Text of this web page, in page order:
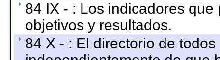
84 IX - : Los indicadores
objetivos y resultados.
84 X - : El directorio de